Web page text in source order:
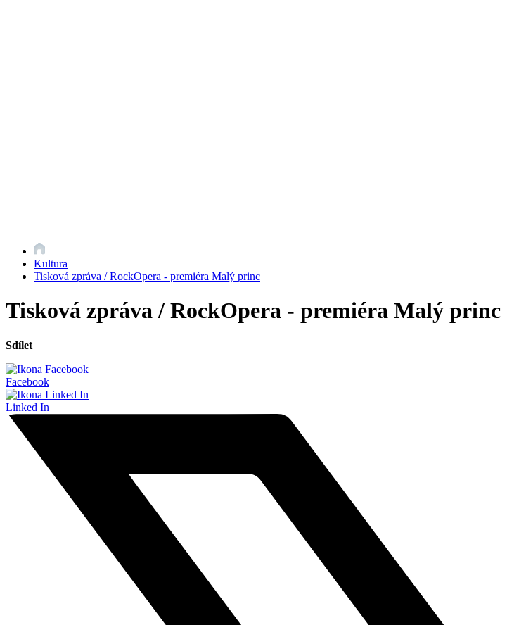
Kultura
Tisková zpráva / RockOpera - premiéra Malý princ
Tisková zpráva / RockOpera - premiéra Malý princ
Sdílet
Facebook
Linked In